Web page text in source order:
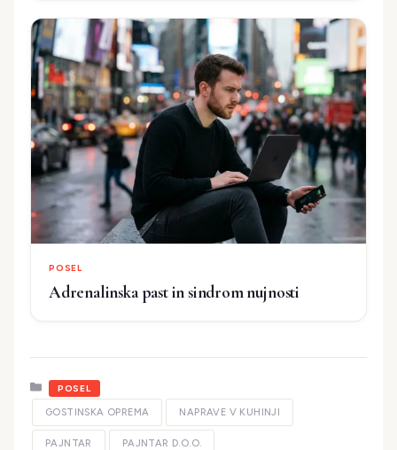
POSEL
Adrenalinska past in sindrom nujnosti
Kategorije
POSEL
GOSTINSKA OPREMA NAPRAVE V KUHINJI
PAJNTAR PAJNTAR D.O.O.